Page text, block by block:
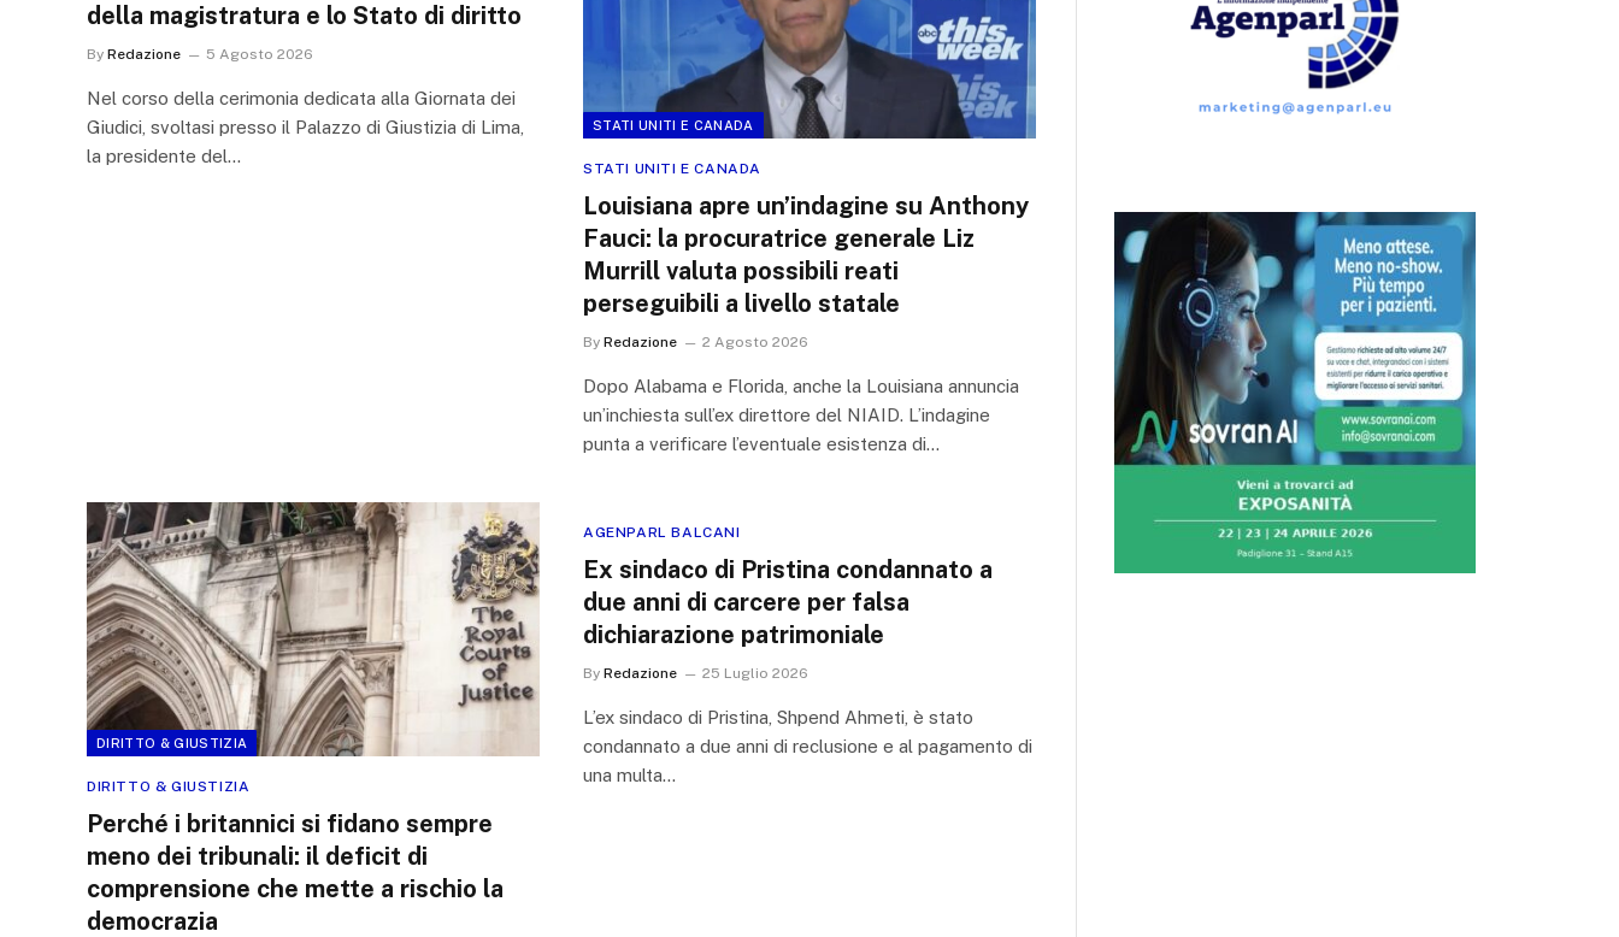
della magistratura e lo Stato di diritto
By Redazione 5 Agosto 2026
Nel corso della cerimonia dedicata alla Giornata dei
Giudici, svoltasi presso il Palazzo di Giustizia di Lima,
la presidente del…
STATI UNITI E CANADA
STATI UNITI E CANADA
Louisiana apre un’indagine su Anthony
Fauci: la procuratrice generale Liz
Murrill valuta possibili reati
perseguibili a livello statale
By Redazione 2 Agosto 2026
Dopo Alabama e Florida, anche la Louisiana annuncia
un’inchiesta sull’ex direttore del NIAID. L’indagine
punta a verificare l’eventuale esistenza di…
DIRITTO & GIUSTIZIA
DIRITTO & GIUSTIZIA
Perché i britannici si fidano sempre
meno dei tribunali: il deficit di
comprensione che mette a rischio la
democrazia
AGENPARL BALCANI
Ex sindaco di Pristina condannato a
due anni di carcere per falsa
dichiarazione patrimoniale
By Redazione 25 Luglio 2026
L’ex sindaco di Pristina, Shpend Ahmeti, è stato
condannato a due anni di reclusione e al pagamento di
una multa…